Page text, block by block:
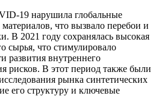
19 нарушила глобальные
что вызвало перебои и
В 2021 году сохранялась высокая
сырья, что стимулировало
развития внутреннего
рисков. В этот период также были
рынка синтетических
его структуру и ключевые